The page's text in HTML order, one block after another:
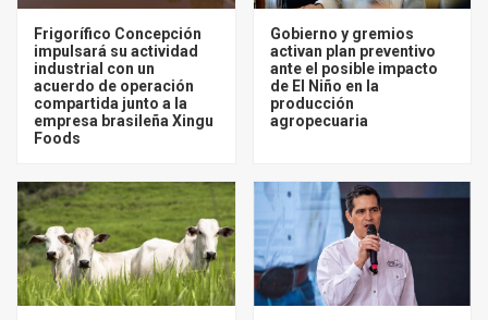
Frigorífico Concepción
impulsará su actividad
industrial con un
acuerdo de operación
compartida junto a la
empresa brasileña Xingu
Foods
Gobierno y gremios
activan plan preventivo
ante el posible impacto
de El Niño en la
producción
agropecuaria